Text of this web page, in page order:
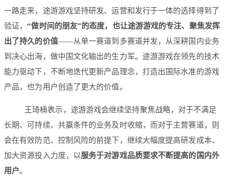
一路走来，途游游戏坚持研发、运营和发行于一体的选择得到了
验证，“做时间的朋友”的态度，也让途游游戏的专注、聚焦发挥
出了持久的价值——从单一赛道到多赛道并发，从深耕国内业务
到决心出海，做中国文化输出的生力军。途游游戏在领先的技术
能力驱动下，不断地迭代更新产品理念，打造出国际水准的游戏
产品，也为用户创造了更大的价值。
王琦楠表示，途游游戏会继续坚持聚焦战略，对于不满足
长期、可持续、共赢条件的业务及时收缩，而对于主营赛道，则
会在有效防范、控制风险的前提下，继续大幅度提高研发成本、
加大资源投入力度，以服务于对游戏品质要求不断提高的国内外
用户。